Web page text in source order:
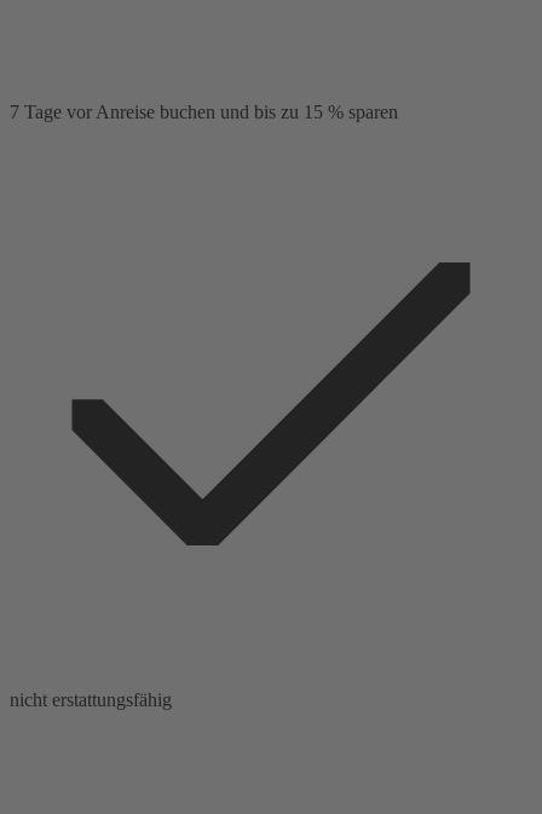
7 Tage vor Anreise buchen und bis zu 15 % sparen
nicht erstattungsfähig